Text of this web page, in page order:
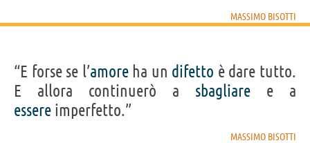
MASSIMO BISOTTI
“E forse se l’amoreha un difetto è dare tutto.
E allora continuerò a sbagliare e a
essere imperfetto.”
MASSIMO BISOTTI